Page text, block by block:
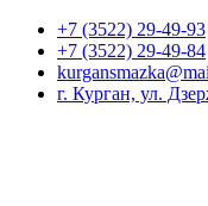
+7 (3522) 29-49-93
+7 (3522) 29-49-84
г. Курган, ул.